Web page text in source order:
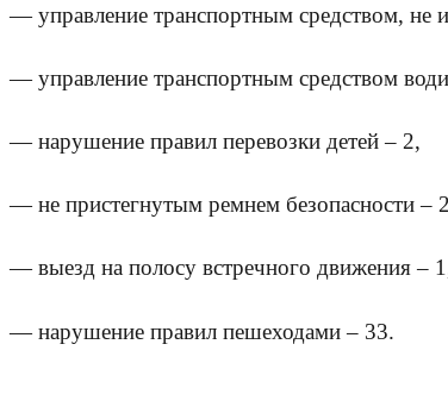
— управление транспортным средством, не
— управление транспортным средством
— нарушение правил перевозки детей – 2,
— не пристегнутым ремнем безопасности –
— выезд на полосу встречного движения –
— нарушение правил пешеходами – 33.